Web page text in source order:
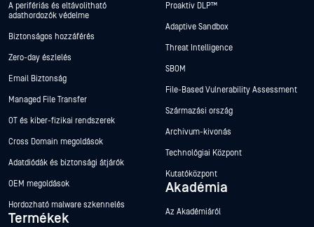
A perifériás és eltávolítható
adathordozók védelme
Biztonságos hozzáférés
Zero-day észlelés
Email Biztonság
Managed File Transfer
OT és kiber-fizikai rendszerek
Cross Domain megoldások
Adatdiódák és biztonsági átjárók
OEM megoldások
Hordozható malware szkennelés
Termékek
Proaktív DLP™
Adaptive Sandbox
Threat Intelligence
SBOM
File-Based Vulnerability Assessment
Származási ország
Archívum-kivonás
Technológiai Központ
Kutatóközpont
Akadémia
Az Akadémiáról